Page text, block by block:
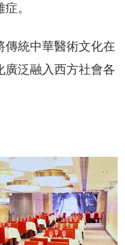
。
傳統中華醫術文化在
廣泛融入西方社會各